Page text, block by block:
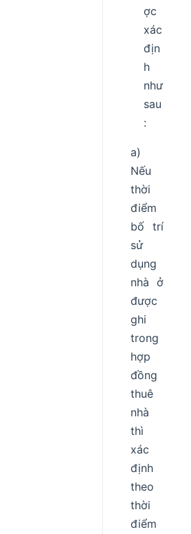
ợc
xác
địn
h
như
sau
:
a)
Nếu
thời
điểm
bố trí
sử
dụng
nhà ở
được
ghi
trong
hợp
đồng
thuê
nhà
thì
xác
định
theo
thời
điểm